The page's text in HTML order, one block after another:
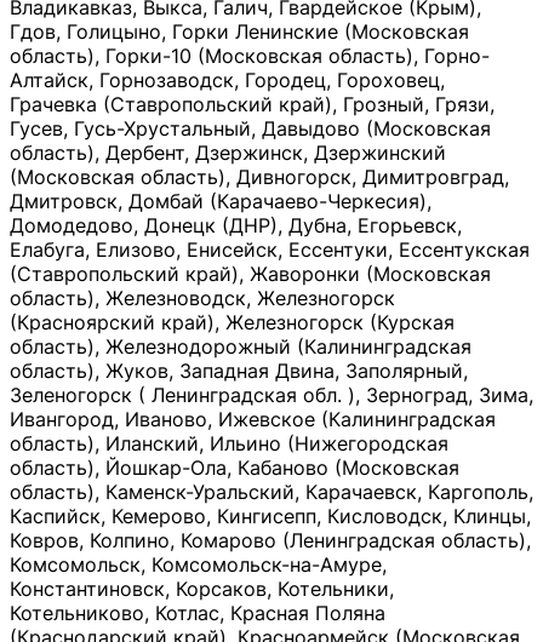
Владикавказ, Выкса, Галич, Гвардейское (Крым),
Гдов, Голицыно, Горки Ленинские (Московская
область), Горки-10 (Московская область), Горно-
Алтайск, Горнозаводск, Городец, Гороховец,
Грачевка (Ставропольский край), Грозный, Грязи,
Гусев, Гусь-Хрустальный, Давыдово (Московская
область), Дербент, Дзержинск, Дзержинский
(Московская область), Дивногорск, Димитровград,
Дмитровск, Домбай (Карачаево-Черкесия),
Домодедово, Донецк (ДНР), Дубна, Егорьевск,
Елабуга, Елизово, Енисейск, Ессентуки, Ессентукская
(Ставропольский край), Жаворонки (Московская
область), Железноводск, Железногорск
(Красноярский край), Железногорск (Курская
область), Железнодорожный (Калининградская
область), Жуков, Западная Двина, Заполярный,
Зеленогорск ( Ленинградская обл. ), Зерноград, Зима,
Ивангород, Иваново, Ижевское (Калининградская
область), Иланский, Ильино (Нижегородская
область), Йошкар-Ола, Кабаново (Московская
область), Каменск-Уральский, Карачаевск, Каргополь,
Каспийск, Кемерово, Кингисепп, Кисловодск, Клинцы,
Ковров, Колпино, Комарово (Ленинградская область),
Комсомольск, Комсомольск-на-Амуре,
Константиновск, Корсаков, Котельники,
Котельниково, Котлас, Красная Поляна
(Краснодарский край), Красноармейск (Московская